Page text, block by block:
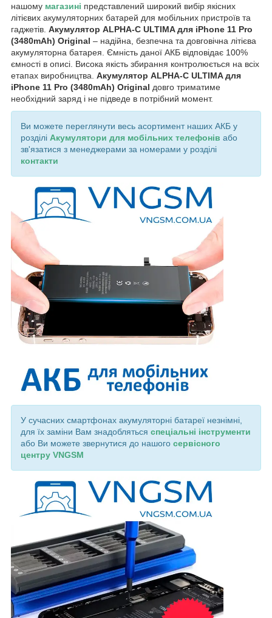
нашому магазині представлений широкий вибір якісних
літієвих акумуляторних батарей для мобільних пристроїв та
гаджетів. Акумулятор ALPHA-C ULTIMA для iPhone 11 Pro
(3480mAh) Original – надійна, безпечна та довговічна літієва
акумуляторна батарея. Ємність даної АКБ відповідає 100%
ємності в описі. Висока якість збирання контролюється на всіх
етапах виробництва. Акумулятор ALPHA-C ULTIMA для
iPhone 11 Pro (3480mAh) Original довго триматиме
необхідний заряд і не підведе в потрібний момент.
Ви можете переглянути весь асортимент наших АКБ у
розділі Акумулятори для мобільних телефонів або
зв'язатися з менеджерами за номерами у розділі
контакти
У сучасних смартфонах акумуляторні батареї незнімні,
для їх заміни Вам знадобляться спеціальні інструменти
або Ви можете звернутися до нашого сервісного
центру VNGSM